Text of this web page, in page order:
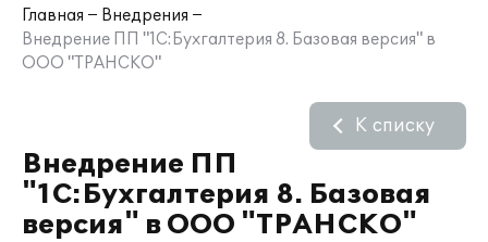
Главная
Внедрения
Внедрение ПП "1С:Бухгалтерия 8. Базовая версия" в
ООО "ТРАНСКО"
Внедрение ПП
"1С:Бухгалтерия 8. Базовая
версия" в ООО "ТРАНСКО"
К списку